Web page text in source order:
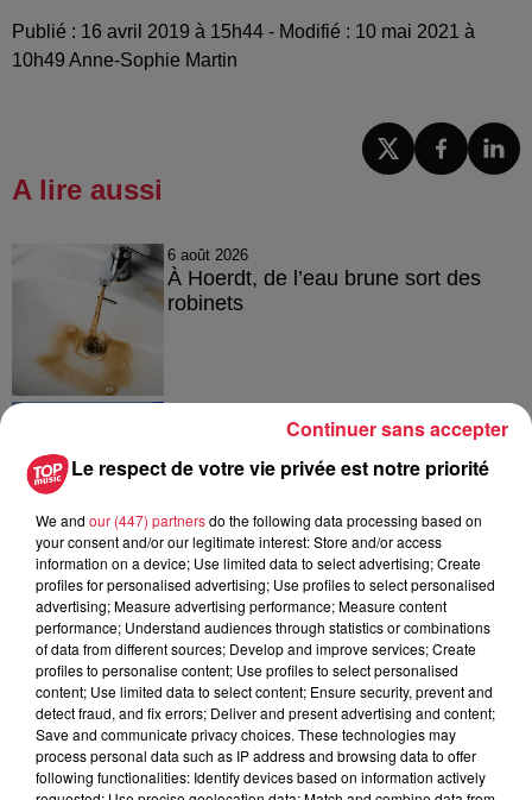
Publié : 16 avril 2019 à 15h44 - Modifié : 10 mai 2021 à
10h49 Anne-Sophie Martin
A lire aussi
6 août 2026
À Hoerdt, de l’eau brune sort des
robinets
Tags antisémites à Strasbourg :
Catherine Trautmann réagit
6 août 2026
Au zoo de Mulhouse : rencontre
avec les flamants rouges
Le respect de votre vie privée est notre priorité
We and our (447) partnersdo the following data processing based on
your consent and/or our legitimate interest: Store and/or access
information on a device; Use limited data to select advertising; Create
profiles for personalised advertising; Use profiles to select personalised
advertising; Measure advertising performance; Measure content
performance; Understand audiences through statistics or combinations
of data from different sources; Develop and improve services; Create
profiles to personalise content; Use profiles to select personalised
content; Use limited data to select content; Ensure security, prevent and
detect fraud, and fix errors; Deliver and present advertising and content;
Save and communicate privacy choices. These technologies may
process personal data such as IP address and browsing data to offer
following functionalities: Identify devices based on information actively
Continuer sans accepter